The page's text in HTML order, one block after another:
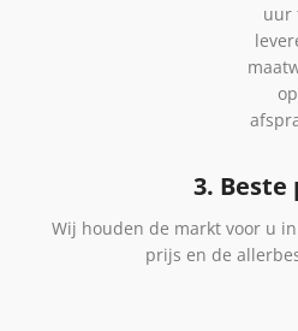
uur
op
3. Beste
Wij houden de markt voor u
prijs en de